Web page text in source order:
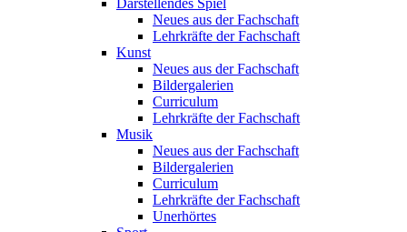
Neues aus der Fachschaft
Lehrkräfte der Fachschaft
Kunst
Neues aus der Fachschaft
Bildergalerien
Curriculum
Lehrkräfte der Fachschaft
Musik
Neues aus der Fachschaft
Bildergalerien
Curriculum
Lehrkräfte der Fachschaft
Unerhörtes